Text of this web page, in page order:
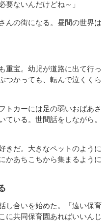
要ないんだけどね～」
んの街になる。昼間の世界は
重宝。幼児が道路に出て行っ
つかっても、転んで泣くくら
トカーには足の弱いおばあさ
ている。世間話をしながら。
きだ。大きなペットのように
かあちこちから集まるように
し合いを始めた。「遠い保育
に共同保育園あればいいんじ